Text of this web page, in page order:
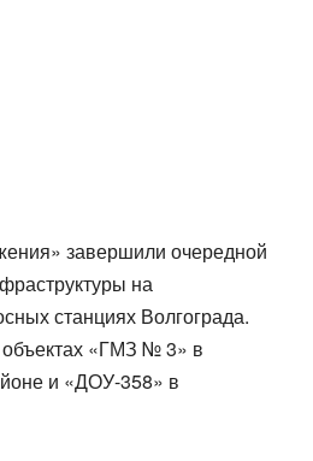
завершили очередной
на
станциях Волгограда.
«ГМЗ № 3» в
и «ДОУ-358» в